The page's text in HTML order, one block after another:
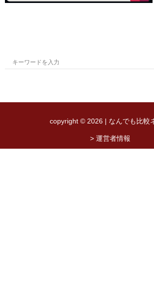
copyright © 2026 | なんでも比較
> 運営者情報